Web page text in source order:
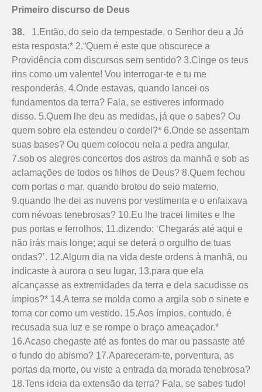
Primeiro discurso de Deus
38. 1.Então, do seio da tempestade, o Senhor deu a Jó
esta resposta:* 2.“Quem é este que obscurece a
Providência com discursos sem sentido? 3.Cinge os teus
rins como um valente! Vou interrogar-te e tu me
responderás. 4.Onde estavas, quando lancei os
fundamentos da terra? Fala, se estiveres informado
disso. 5.Quem lhe deu as medidas, já que o sabes? Ou
quem sobre ela estendeu o cordel?* 6.Onde se assentam
suas bases? Ou quem colocou nela a pedra angular,
7.sob os alegres concertos dos astros da manhã e sob as
aclamações de todos os filhos de Deus? 8.Quem fechou
com portas o mar, quando brotou do seio materno,
9.quando lhe dei as nuvens por vestimenta e o enfaixava
com névoas tenebrosas? 10.Eu lhe tracei limites e lhe
pus portas e ferrolhos, 11.dizendo: ‘Chegarás até aqui e
não irás mais longe; aqui se deterá o orgulho de tuas
ondas?’. 12.Algum dia na vida deste ordens à manhã, ou
indicaste à aurora o seu lugar, 13.para que ela
alcançasse as extremidades da terra e dela sacudisse os
ímpios?* 14.A terra se molda como a argila sob o sinete e
toma cor como um vestido. 15.Aos ímpios, contudo, é
recusada sua luz e se rompe o braço ameaçador.*
16.Acaso chegaste até as fontes do mar ou passaste até
o fundo do abismo? 17.Apareceram-te, porventura, as
portas da morte, ou viste a entrada da morada tenebrosa?
18.Tens ideia da extensão da terra? Fala, se sabes tudo!